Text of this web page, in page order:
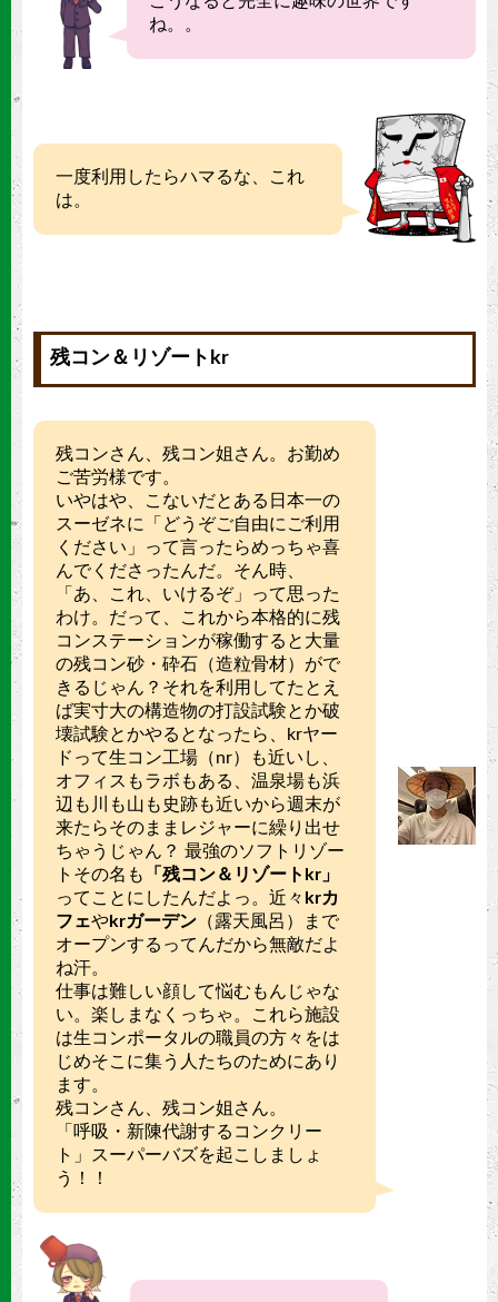
ね。。
一度利用したらハマるな、これ
は。
残コン＆リゾートkr
残コンさん、残コン姐さん。お勤め
ご苦労様です。
いやはや、こないだとある日本一の
スーゼネに「どうぞご自由にご利用
ください」って言ったらめっちゃ喜
んでくださったんだ。そん時、
「あ、これ、いけるぞ」って思った
わけ。だって、これから本格的に残
コンステーションが稼働すると大量
の残コン砂・砕石（造粒骨材）がで
きるじゃん？それを利用してたとえ
ば実寸大の構造物の打設試験とか破
壊試験とかやるとなったら、krヤー
ドって生コン工場（nr）も近いし、
オフィスもラボもある、温泉場も浜
辺も川も山も史跡も近いから週末が
来たらそのままレジャーに繰り出せ
ちゃうじゃん？ 最強のソフトリゾー
トその名も
「残コン＆リゾートkr」
ってことにしたんだよっ。近々 krカ
フェやkrガーデン （露天風呂）まで
オープンするってんだから無敵だよ
ね汗。
仕事は難しい顔して悩むもんじゃな
い。楽しまなくっちゃ。これら施設
は生コンポータルの職員の方々をは
じめそこに集う人たちのためにあり
ます。
残コンさん、残コン姐さん。
「呼吸・新陳代謝するコンクリー
ト」スーパーバズを起こしましょ
う！！